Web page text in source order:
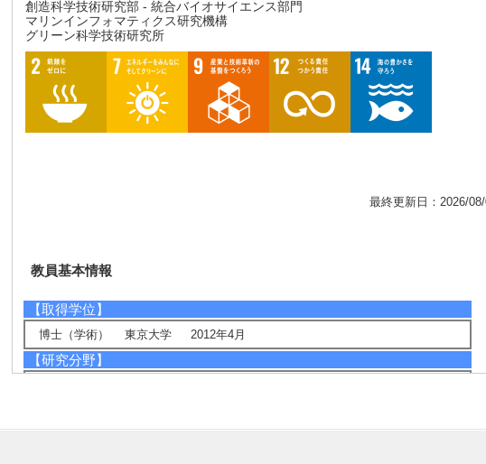
創造科学技術研究部 - 統合バイオサイエンス部門
マリンインフォマティクス研究機構
グリーン科学技術研究所
最終更新日：2026/
教員基本情報
【取得学位】
博士（学術） 東京大学 2012年4月
【研究分野】